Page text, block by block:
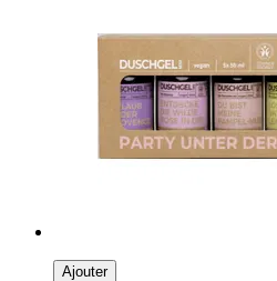
Ajouter